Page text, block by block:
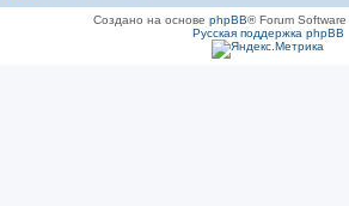
Создано на основе phpBB® Forum
Русская поддержка phpBB